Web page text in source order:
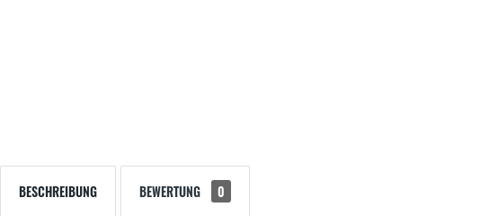
BESCHREIBUNG BEWERTUNG 0